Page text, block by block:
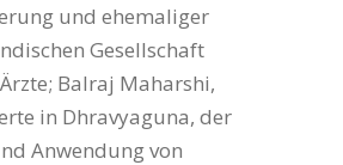
und ehemaliger
Gesellschaft
Balraj Maharshi,
in Dhravyaguna, der
Anwendung von